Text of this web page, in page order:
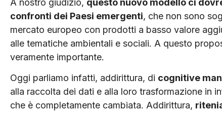
A nostro giudizio, questo nuovo modello ci
confronti dei Paesi emergenti, che non sono
mercato europeo con prodotti a basso valore
alle tematiche ambientali e sociali. A questo
veramente importante.
Oggi parliamo infatti, addirittura, di cognitive
alla raccolta dei dati e alla loro trasformazione in
che è completamente cambiata. Addirittura,